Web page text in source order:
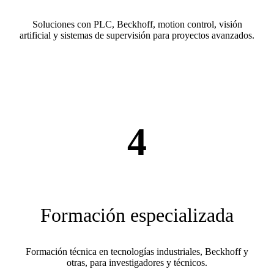
Soluciones con PLC, Beckhoff, motion control, visión
artificial y sistemas de supervisión para proyectos avanzados.
4
Formación especializada
Formación técnica en tecnologías industriales, Beckhoff y
otras, para investigadores y técnicos.